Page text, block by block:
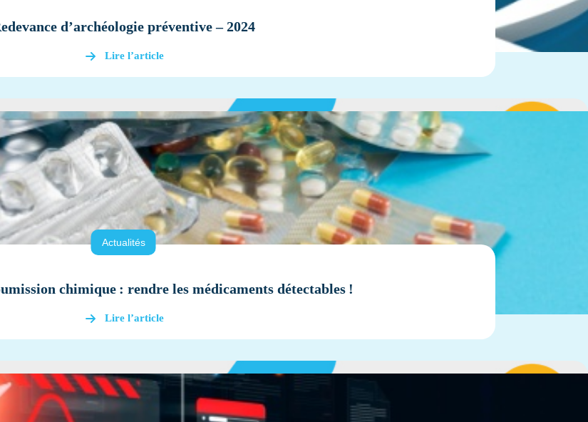
d’archéologie préventive – 2024
Lire l’article
Actualités
chimique : rendre les médicaments détectables !
Lire l’article